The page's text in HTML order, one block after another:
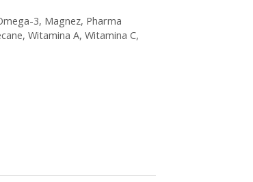
3, Magnez, Pharma
, Witamina A, Witamina C,